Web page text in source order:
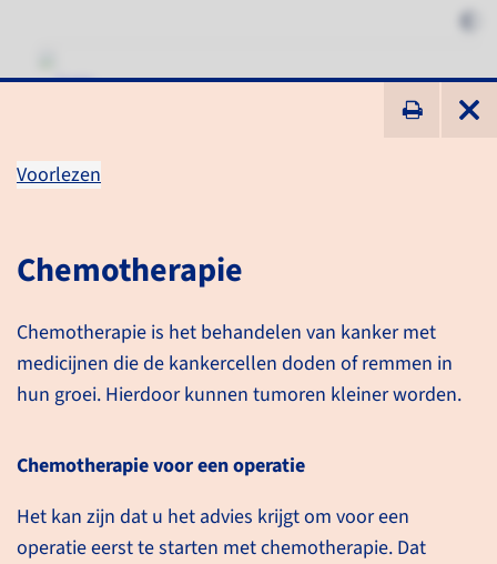
Voorlezen
Chemotherapie
Chemotherapie is het behandelen van kanker met
medicijnen die de kankercellen doden of remmen in
hun groei. Hierdoor kunnen tumoren kleiner worden.
Chemotherapie voor een operatie
Het kan zijn dat u het advies krijgt om voor een
operatie eerst te starten met chemotherapie. Dat
Behandeling bij alvleesklier­
Informatie voor patiënten
Behandeling bij alvleesklierkanker met uitzaaiingen